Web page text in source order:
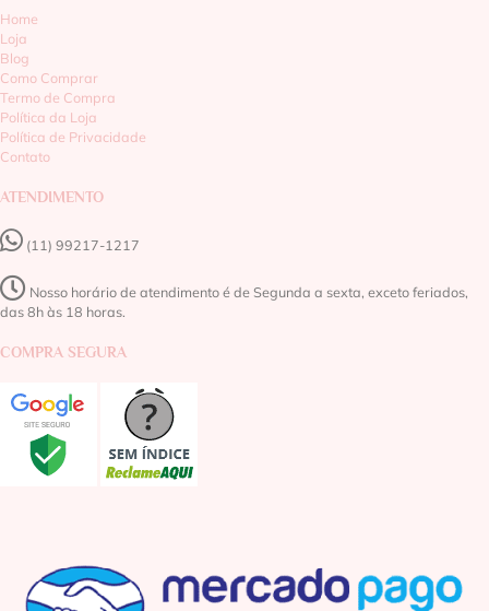
Home
Loja
Blog
Como Comprar
Termo de Compra
Política da Loja
Política de Privacidade
Contato
ATENDIMENTO
(11) 99217-1217‬
Nosso horário de atendimento é de Segunda a sexta, exceto feriados,
das 8h às 18 horas.
COMPRA SEGURA